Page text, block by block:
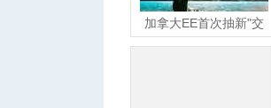
加拿大EE首次抽新"交
通类别"！仅4类职业入